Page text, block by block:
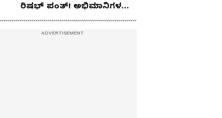
ರಿಷಭ್ ಪಂತ್! ಅಭಿಮಾನಿಗಳ